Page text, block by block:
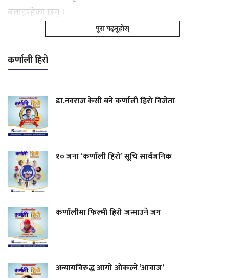
बताइरहेका छन् ।
पूरा पढ्नूहोस्
कर्णाली हिरो
डा.नवराज केसी बने कर्णाली हिरो विजेता
१० जना ‘कर्णाली हिरो’ सूचि सार्वजनिक
कर्णालीमा फिल्मी हिरो जन्माउने जग
अन्यायविरुद्ध आगो ओकल्ने ‘आवाज’